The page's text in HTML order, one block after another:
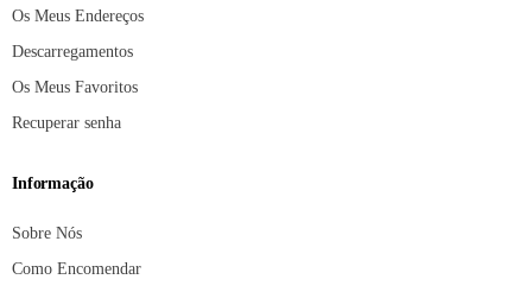
Os Meus Endereços
Descarregamentos
Os Meus Favoritos
Recuperar senha
Informação
Sobre Nós
Como Encomendar